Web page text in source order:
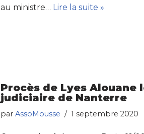
au ministre… Lire la suite »
Procès de Lyes Alouane
judiciaire de Nanterre
par AssoMousse 1 septembre 2020